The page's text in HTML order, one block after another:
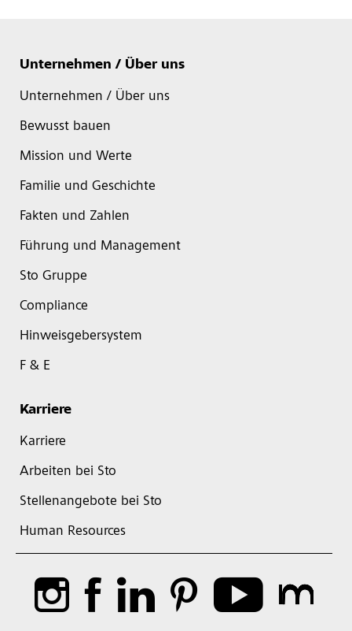
Unternehmen / Über uns
Unternehmen / Über uns
Bewusst bauen
Mission und Werte
Familie und Geschichte
Fakten und Zahlen
Führung und Management
Sto Gruppe
Compliance
Hinweisgebersystem
F & E
Karriere
Karriere
Arbeiten bei Sto
Stellenangebote bei Sto
Human Resources